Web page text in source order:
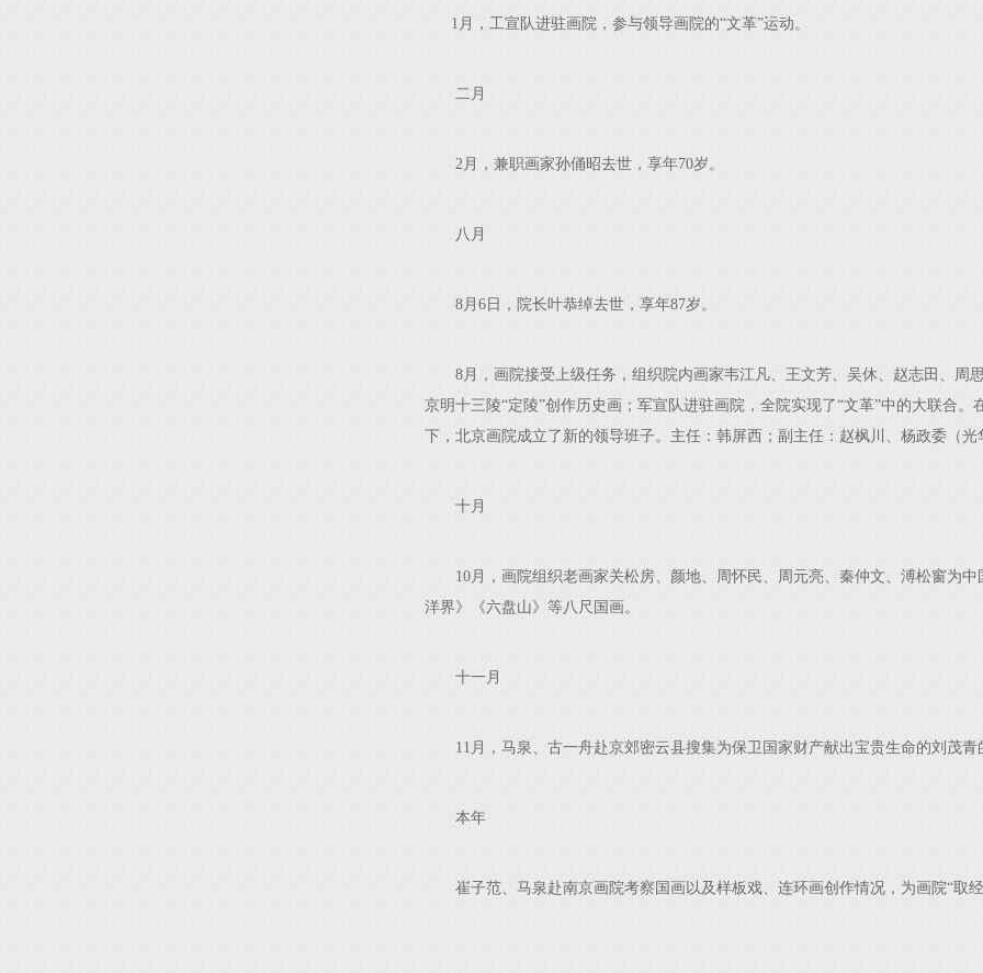
1月，工宣队进驻画院，参与领导画院的“文革”运动。
二月
2月，兼职画家孙俑昭去世，享年70岁。
八月
8月6日，院长叶恭绰去世，享年87岁。
8月，画院接受上级任务，组织院内画家韦江凡、王文芳、吴休、赵志田、周
京明十三陵“定陵”创作历史画；军宣队进驻画院，全院实现了“文革”中的大联合。
下，北京画院成立了新的领导班子。主任：韩屏西；副主任：赵枫川、杨政委（
十月
10月，画院组织老画家关松房、颜地、周怀民、周元亮、秦仲文、溥松窗为
洋界》《六盘山》等八尺国画。
十一月
11月，马泉、古一舟赴京郊密云县搜集为保卫国家财产献出宝贵生命的刘茂
本年
崔子范、马泉赴南京画院考察国画以及样板戏、连环画创作情况，为画院“取